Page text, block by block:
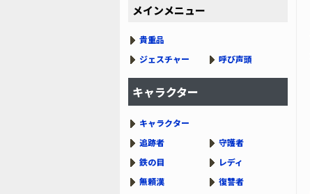
メインメニュー
貴重品
ジェスチャー
呼び声頭
キャラクター
キャラクター
追跡者
守護者
鉄の目
レディ
無頼漢
復讐者